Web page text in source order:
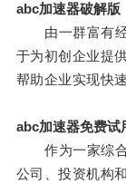
abc加速器破解版
由一群富有经
于为初创企业提
帮助企业实现快
abc加速器免费试
作为一家综合
公司、投资机构